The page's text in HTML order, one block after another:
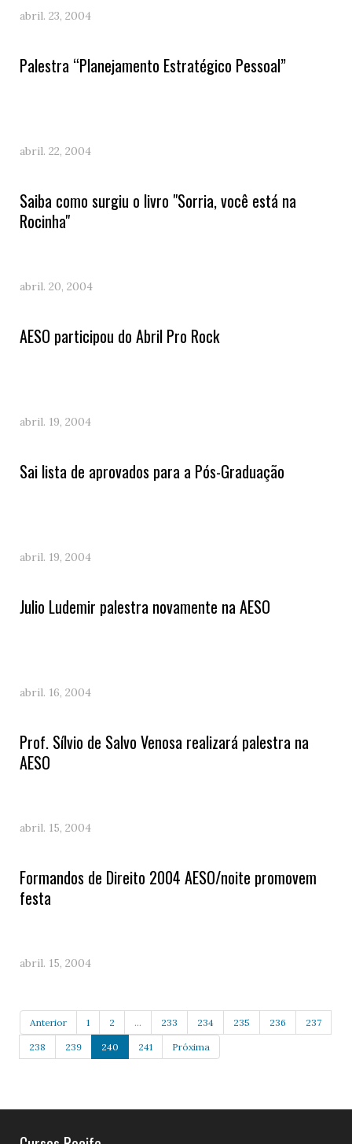
abril. 23, 2004
Palestra “Planejamento Estratégico Pessoal”
abril. 22, 2004
Saiba como surgiu o livro "Sorria, você está na
Rocinha"
abril. 20, 2004
AESO participou do Abril Pro Rock
abril. 19, 2004
Sai lista de aprovados para a Pós-Graduação
abril. 19, 2004
Julio Ludemir palestra novamente na AESO
abril. 16, 2004
Prof. Sílvio de Salvo Venosa realizará palestra na
AESO
abril. 15, 2004
Formandos de Direito 2004 AESO/noite promovem
festa
abril. 15, 2004
Anterior 1 2 ... 233 234 235 236 237
238 239 240 241 Próxima